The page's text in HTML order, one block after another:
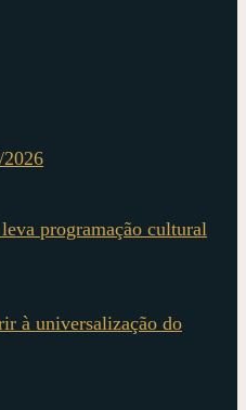
programação cultural
à universalização do